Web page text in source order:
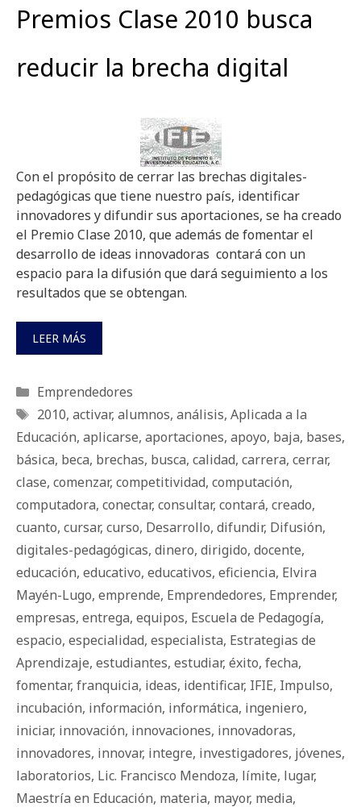
Premios Clase 2010 busca
reducir la brecha digital
Con el propósito de cerrar las brechas digitales-
pedagógicas que tiene nuestro país, identificar
innovadores y difundir sus aportaciones, se ha creado
el Premio Clase 2010, que además de fomentar el
desarrollo de ideas innovadoras contará con un
espacio para la difusión que dará seguimiento a los
resultados que se obtengan.
LEER MÁS
Categorías
Emprendedores
Etiquetas
2010, activar, alumnos, análisis, Aplicada a la
Educación, aplicarse, aportaciones, apoyo, baja, bases,
básica, beca, brechas, busca, calidad, carrera, cerrar,
clase, comenzar, competitividad, computación,
computadora, conectar, consultar, contará, creado,
cuanto, cursar, curso, Desarrollo, difundir, Difusión,
digitales-pedagógicas, dinero, dirigido, docente,
educación, educativo, educativos, eficiencia, Elvira
Mayén-Lugo, emprende, Emprendedores, Emprender,
empresas, entrega, equipos, Escuela de Pedagogía,
espacio, especialidad, especialista, Estrategias de
Aprendizaje, estudiantes, estudiar, éxito, fecha,
fomentar, franquicia, ideas, identificar, IFIE, Impulso,
incubación, información, informática, ingeniero,
iniciar, innovación, innovaciones, innovadoras,
innovadores, innovar, integre, investigadores, jóvenes,
laboratorios, Lic. Francisco Mendoza, límite, lugar,
Maestría en Educación, materia, mayor, media,